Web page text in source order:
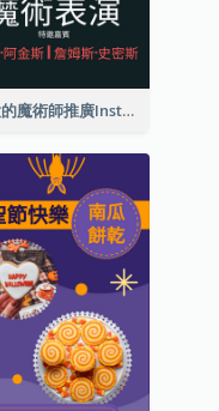
偉大的魔術師推廣Instagram限時動態